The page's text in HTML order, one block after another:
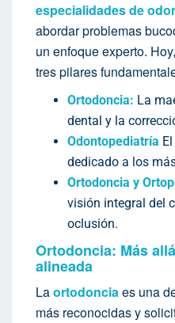
especialidades de
abordar problemas
un enfoque experto.
tres pilares
Ortodoncia: La
dental y la
Odontopediatría
dedicado a los
Ortodoncia y
visión integral del
oclusión.
Ortodoncia: Más
alineada
Laortodonciaes una
más reconocidas y